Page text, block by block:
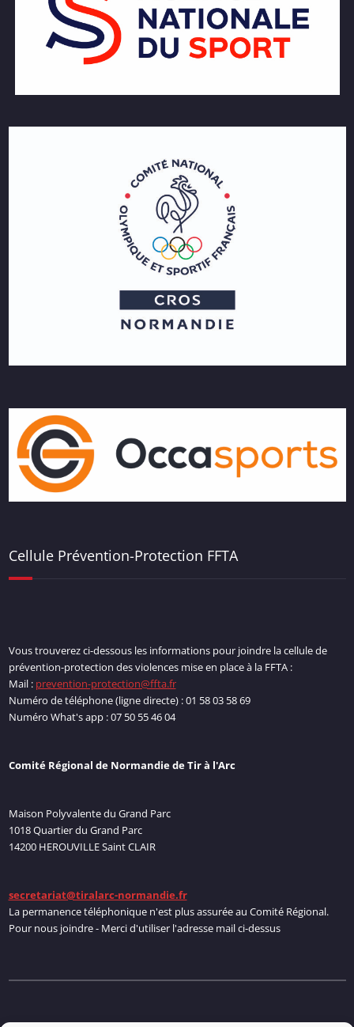
Cellule Prévention-Protection FFTA
Vous trouverez ci-dessous les informations pour joindre la cellule de
prévention-protection des violences mise en place à la FFTA :
Mail : prevention-protection@ffta.fr
Numéro de téléphone (ligne directe) : 01 58 03 58 69
Numéro What's app : 07 50 55 46 04
Comité Régional de Normandie de Tir à l'Arc
Maison Polyvalente du Grand Parc
1018 Quartier du Grand Parc
14200 HEROUVILLE Saint CLAIR
secretariat@tiralarc-normandie.fr
La permanence téléphonique n'est plus assurée au Comité Régional.
Pour nous joindre - Merci d'utiliser l'adresse mail ci-dessus